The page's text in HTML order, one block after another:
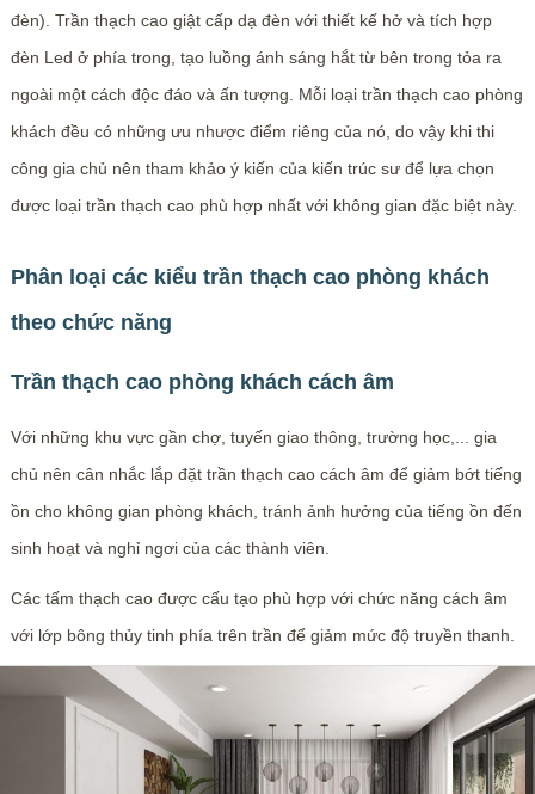
đèn). Trần thạch cao giật cấp dạ đèn với thiết kế hở và tích hợp
đèn Led ở phía trong, tạo luồng ánh sáng hắt từ bên trong tỏa ra
ngoài một cách độc đáo và ấn tượng. Mỗi loại trần thạch cao phòng
khách đều có những ưu nhược điểm riêng của nó, do vậy khi thi
công gia chủ nên tham khảo ý kiến của kiến trúc sư để lựa chọn
được loại trần thạch cao phù hợp nhất với không gian đặc biệt này.
Phân loại các kiểu trần thạch cao phòng khách
theo chức năng​
Trần thạch cao phòng khách cách âm
Với những khu vực gần chợ, tuyến giao thông, trường học,... gia
chủ nên cân nhắc lắp đặt trần thạch cao cách âm để giảm bớt tiếng
ồn cho không gian phòng khách, tránh ảnh hưởng của tiếng ồn đến
sinh hoạt và nghỉ ngơi của các thành viên.
Các tấm thạch cao được cấu tạo phù hợp với chức năng cách âm
với lớp bông thủy tinh phía trên trần để giảm mức độ truyền thanh.